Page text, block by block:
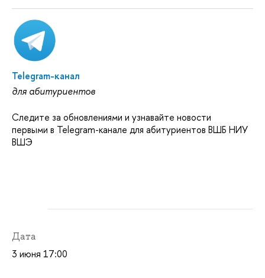
Telegram-канал
для абитуриентов
Следите за обновлениями и узнавайте новости
первыми в Telegram-канале для абитуриентов ВШБ НИУ
ВШЭ
Дата
3 июня 17:00